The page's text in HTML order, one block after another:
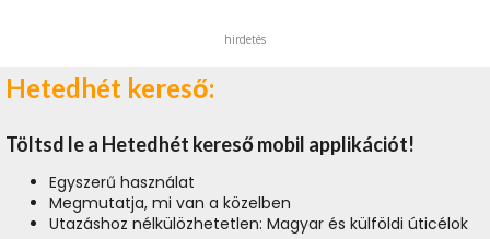
hirdetés
Hetedhét kereső:
Töltsd le a Hetedhét kereső mobil applikációt!
Egyszerű használat
Megmutatja, mi van a közelben
Utazáshoz nélkülözhetetlen: Magyar és külföldi úticélok